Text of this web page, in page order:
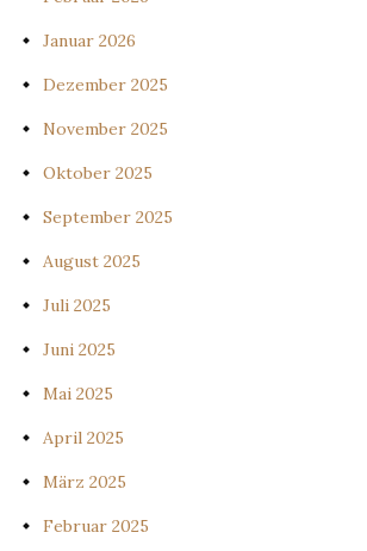
Januar 2026
Dezember 2025
November 2025
Oktober 2025
September 2025
August 2025
Juli 2025
Juni 2025
Mai 2025
April 2025
März 2025
Februar 2025